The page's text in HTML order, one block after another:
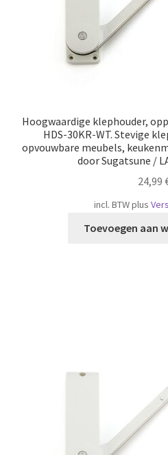
Hoogwaardige klephouder,
HDS-30KR-WT. Stevige
opvouwbare meubels,
door Sugatsune /
24,99
incl. BTWplus
Toevoegen aan